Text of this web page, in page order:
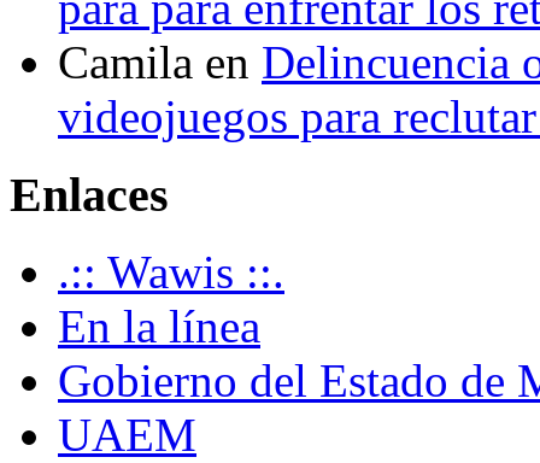
Camila en Delincuencia
videojuegos para
Enlaces
.:: Wawis ::.
En la línea
Gobierno del Estado de
UAEM